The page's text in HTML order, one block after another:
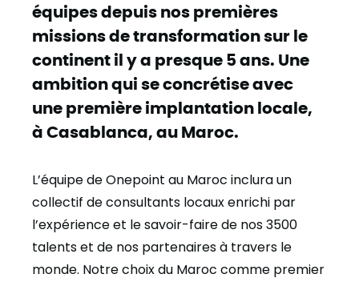
équipes depuis nos premières
missions de transformation sur le
continent il y a presque 5 ans. Une
ambition qui se concrétise avec
une première implantation locale,
à Casablanca, au Maroc.
L’équipe de Onepoint au Maroc inclura un
collectif de consultants locaux enrichi par
l’expérience et le savoir-faire de nos 3500
talents et de nos partenaires à travers le
monde. Notre choix du Maroc comme premier